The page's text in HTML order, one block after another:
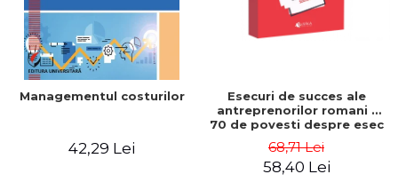
Managementul costurilor
42,29 Lei
Esecuri de succes ale
antreprenorilor romani -
70 de povesti despre esec
68,71 Lei
58,40 Lei